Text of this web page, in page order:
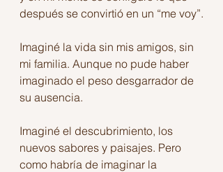
después se convirtió en un “me voy”.
Imaginé la vida sin mis amigos, sin
mi familia. Aunque no pude haber
imaginado el peso desgarrador de
su ausencia.
Imaginé el descubrimiento, los
nuevos sabores y paisajes. Pero
como habría de imaginar la